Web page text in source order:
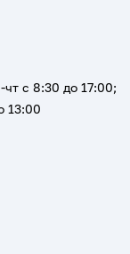
с 8:30 до 17:00;
13:00